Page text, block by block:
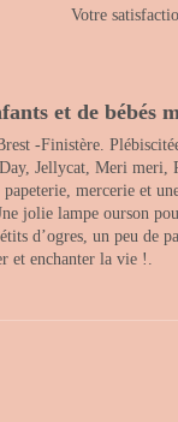
Votre
et de bébés
-Finistère.
Jellycat, Meri
mercerie et
jolie lampe ourson
d’ogres, un peu
et enchanter la vie !.